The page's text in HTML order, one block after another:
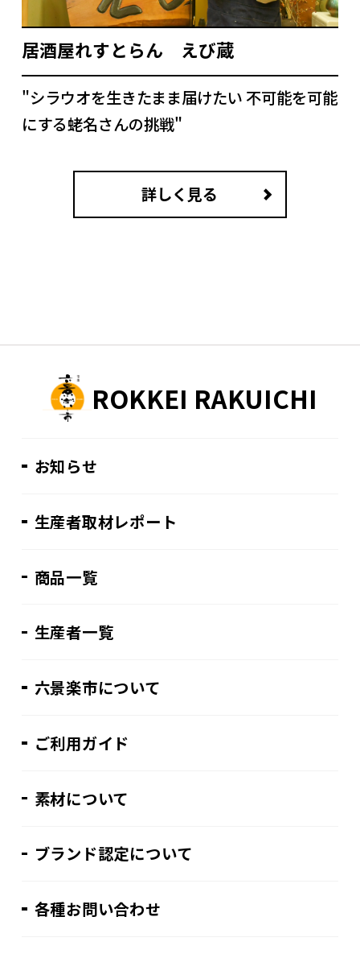
居酒屋れすとらん えび蔵
"シラウオを生きたまま届けたい 不可能を可能
にする蛯名さんの挑戦"
詳しく見る
ROKKEI RAKUICHI
お知らせ
生産者取材レポート
商品一覧
生産者一覧
六景楽市について
ご利用ガイド
素材について
ブランド認定について
各種お問い合わせ